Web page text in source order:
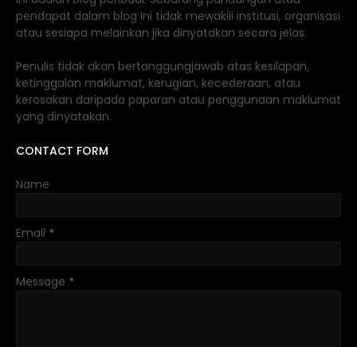
pendapat dalam blog ini tidak mewakili institusi, organisasi
atau sesiapa melainkan jika dinyatakan secara jelas.
Penulis tidak akan bertanggungjawab atas kesilapan,
ketinggalan maklumat, kerugian, kecederaan, atau
kerosakan daripada paparan atau penggunaan maklumat
yang dinyatakan.
CONTACT FORM
Name
Email *
Message *